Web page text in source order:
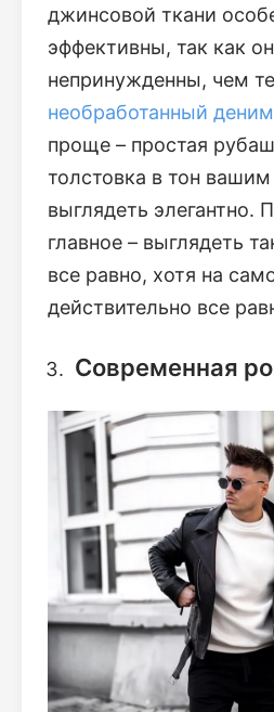
джинсовой ткани
эффективны, так как
непринужденны, чем
необработанный деним
проще – простая
толстовка в тон
выглядеть элегантно.
главное – выглядеть
все равно, хотя на
действительно все
Современная